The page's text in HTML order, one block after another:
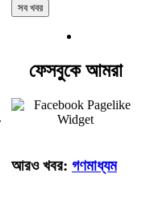
সব খবর
ফেসবুকে আমরা
আরও খবর: গণমাধ্যম